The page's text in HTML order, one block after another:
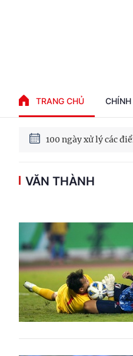
TRANG CHỦ CHÍNH
100 ngày xử lý các
Phát triển nhà ở cho
VĂN THÀNH